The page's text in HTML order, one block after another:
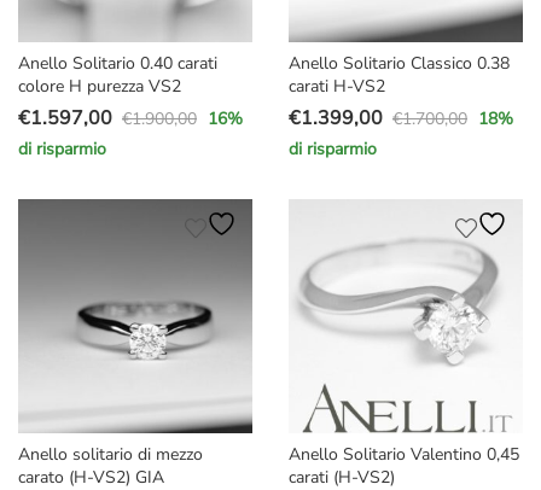
Anello Solitario 0.40 carati
colore H purezza VS2
€1.900,00
Il
prezzo
€1.597,00
Il
prezzo
16%
di risparmio
Anello Solitario Classico 0.38
carati H-VS2
€1.700,00
Il
prezzo
€1.700,00.
€1.399,00
Il
prezzo
€1.399,00.
18%
di risparmio
Anello solitario di mezzo
carato (H-VS2) GIA
Anello Solitario Valentino 0,45
carati (H-VS2)